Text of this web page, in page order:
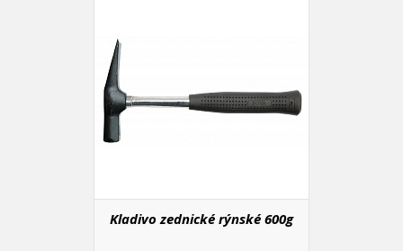
Kladivo zednické rýnské 600g